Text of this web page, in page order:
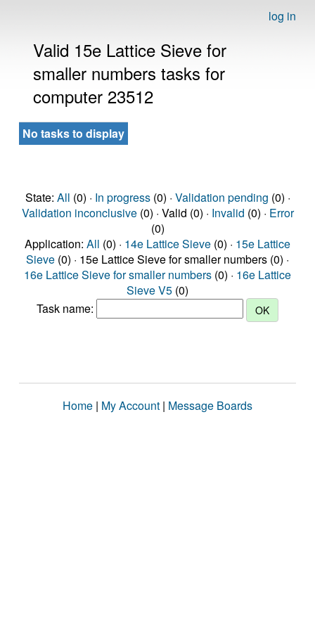
log in
Valid 15e Lattice Sieve for
smaller numbers tasks for
computer 23512
No tasks to display
State: All (0) · In progress(0) · Validation pending (0) ·
Validation inconclusive(0) · Valid (0) · Invalid (0) · Error
(0)
Application: All (0) · 14e Lattice Sieve (0) · 15e Lattice
Sieve (0) · 15e Lattice Sieve for smaller numbers (0) ·
16e Lattice Sieve for smaller numbers (0) · 16e Lattice
Sieve V5 (0)
Task name:
Home | My Account | Message Boards